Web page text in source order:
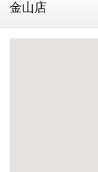
金山店